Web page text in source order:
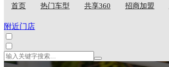
首页 热门车型 共享360 招商加盟
附近门店